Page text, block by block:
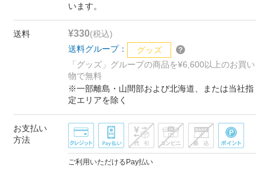
います。
送料 ¥330(税込)
送料グループ：
グッズ
「グッズ」グループの商品を¥6,600以上のお買い
物で無料
※一部離島・山間部および北海道、または当社指
定エリアを除く
お支払い
方法
ご利用いただけるPay払い